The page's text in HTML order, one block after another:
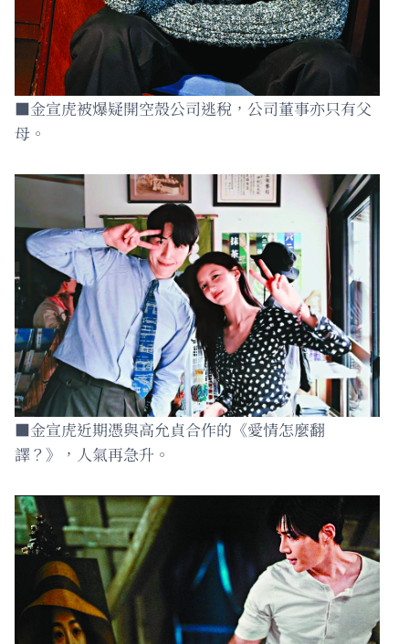
■金宣虎被爆疑開空殼公司逃稅，公司董事亦只有父
母。
■金宣虎近期憑與高允貞合作的《愛情怎麼翻
譯？》，人氣再急升。